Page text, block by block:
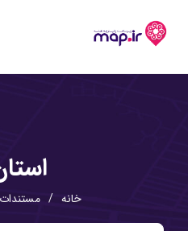
خانه / مستندات